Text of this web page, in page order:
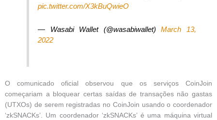
pic.twitter.com/X3kBuQwieO
— Wasabi Wallet (@wasabiwallet)March 13,
2022
O comunicado oficial observou que os serviços CoinJoin
começariam a bloquear certas saídas de transações não gastas
(UTXOs) de serem registradas no CoinJoin usando o coordenador
‘zkSNACKs’. Um coordenador ‘zkSNACKs’ é uma máquina virtual